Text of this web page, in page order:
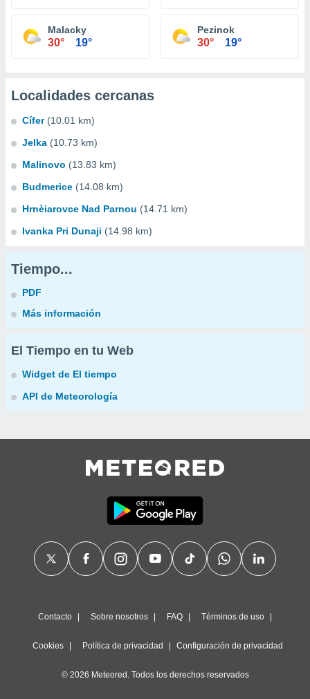
Malacky
30° 19°
Pezinok
30° 19°
Localidades cercanas
Cífer (10.01 km)
Jelka (10.73 km)
Malinovo (13.83 km)
Budmerice (14.08 km)
Hrnèiarovce Nad Parnou (14.71 km)
Ivanka Pri Dunaji (14.98 km)
Tiempo...
PDF
Más información
El Tiempo en tu Web
Widget de El tiempo
API de Meteorología
Contacto Sobre nosotros FAQ Términos de uso
Cookies Política de privacidad Configuración de privacidad
© 2026 Meteored. Todos los derechos reservados